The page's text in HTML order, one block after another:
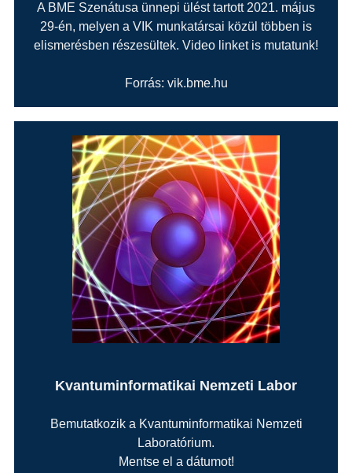
A BME Szenátusa ünnepi ülést tartott 2021. május
29-én, melyen a VIK munkatársai közül többen is
elismerésben részesültek. Video linket is mutatunk!
Forrás: vik.bme.hu
Kvantuminformatikai Nemzeti Labor
Bemutatkozik a Kvantuminformatikai Nemzeti
Laboratórium.
Mentse el a dátumot!